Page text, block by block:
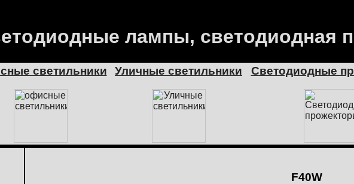
лампы, светодиодная
светильники Уличные светильники Cветодиодные
F40W